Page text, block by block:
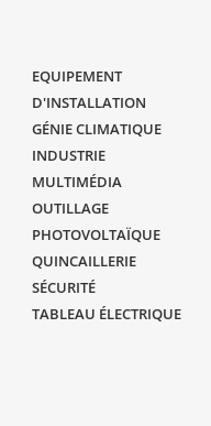
EQUIPEMENT
D'INSTALLATION
GÉNIE CLIMATIQUE
INDUSTRIE
MULTIMÉDIA
OUTILLAGE
PHOTOVOLTAÏQUE
QUINCAILLERIE
SÉCURITÉ
TABLEAU ÉLECTRIQUE